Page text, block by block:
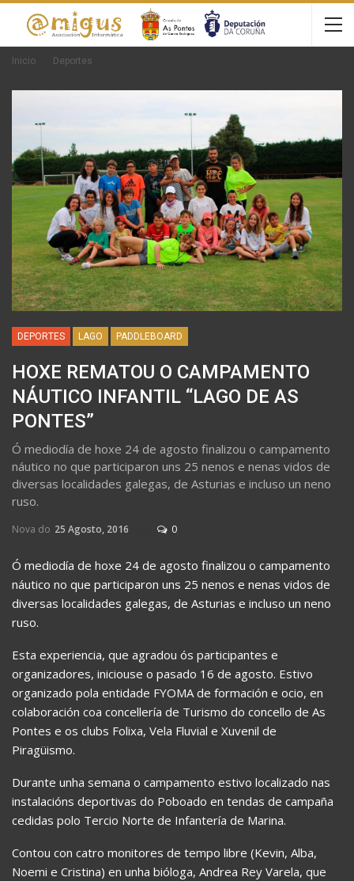
Inicio Deportes
DEPORTES LAGO PADDLEBOARD
HOXE REMATOU O CAMPAMENTO
NÁUTICO INFANTIL “LAGO DE AS
PONTES”
Ó mediodía de hoxe 24 de agosto finalizou o campamento
náutico no que participaron uns 25 nenos e nenas vidos de
diversas localidades galegas, de Asturias e incluso un neno
ruso.
Nova do 25 Agosto, 2016 0
Ó mediodía de hoxe 24 de agosto finalizou o campamento
náutico no que participaron uns 25 nenos e nenas vidos de
diversas localidades galegas, de Asturias e incluso un neno
ruso.
Esta experiencia, que agradou ós participantes e
organizadores, iniciouse o pasado 16 de agosto. Estivo
organizado pola entidade FYOMA de formación e ocio, en
colaboración coa concellería de Turismo do concello de As
Pontes e os clubs Folixa, Vela Fluvial e Xuvenil de
Piragüismo.
Durante unha semana o campamento estivo localizado nas
instalacións deportivas do Poboado en tendas de campaña
cedidas polo Tercio Norte de Infantería de Marina.
Contou con catro monitores de tempo libre (Kevin, Alba,
Noemi e Cristina) en unha bióloga, Andrea Rey Varela, que